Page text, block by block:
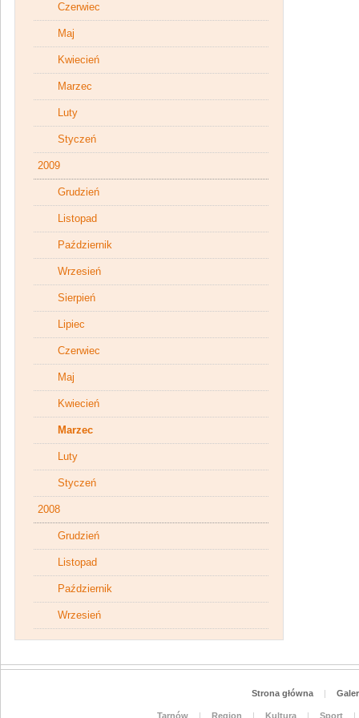
Czerwiec
Maj
Kwiecień
Marzec
Luty
Styczeń
2009
Grudzień
Listopad
Październik
Wrzesień
Sierpień
Lipiec
Czerwiec
Maj
Kwiecień
Marzec
Luty
Styczeń
2008
Grudzień
Listopad
Październik
Wrzesień
Strona główna |
Tarnów | Region | Kultura | Sport
|